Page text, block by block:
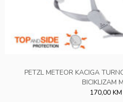
PETZL METEOR KACIGA
BICIKLIZAM
170,00 KM